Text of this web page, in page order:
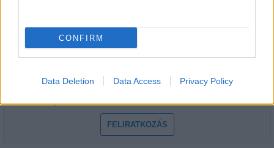
CONFIRM
Data Deletion Data Access Privacy Policy
E-mail cím
Feliratkozom a hírlevélre és elfogadom azadatvédelmi
szabályzatot!
FELIRATKOZÁS